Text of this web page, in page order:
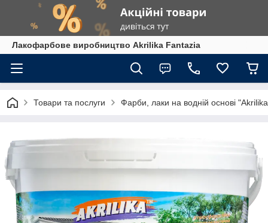
Лакофарбове виробництво Akrilika Fantazia
Товари та послуги Фарби, лаки на водній основі